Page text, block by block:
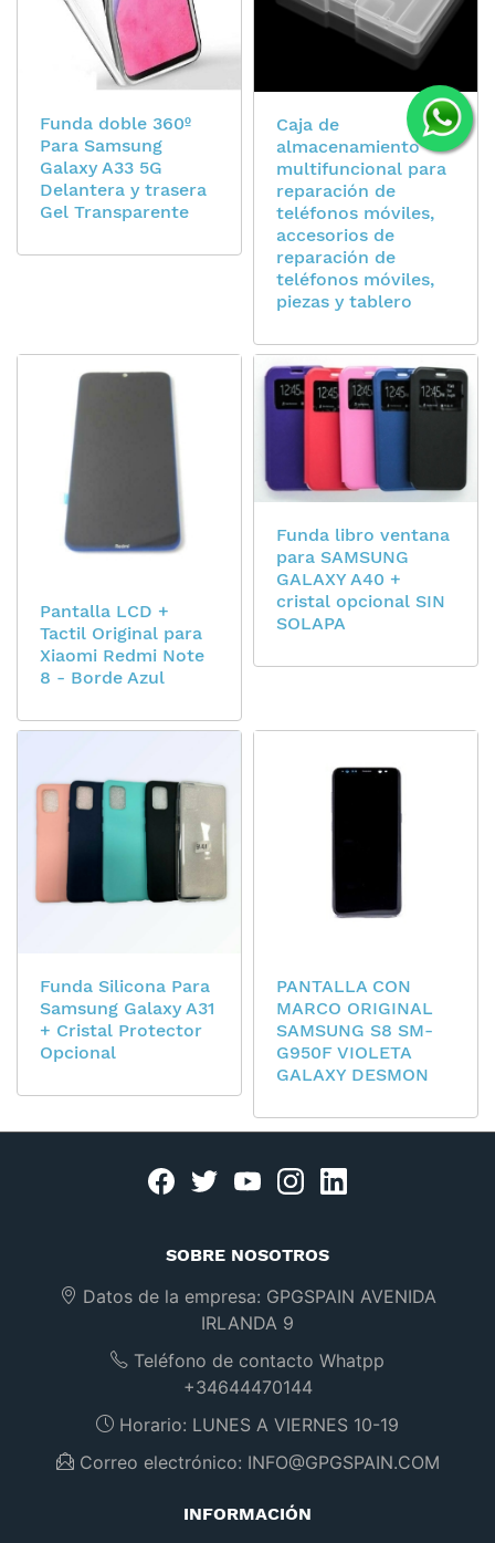
Funda doble 360º
Para Samsung
Galaxy A33 5G
Delantera y trasera
Gel Transparente
Caja de
almacenamiento
multifuncional para
reparación de
teléfonos móviles,
accesorios de
reparación de
teléfonos móviles,
piezas y tablero
Pantalla LCD +
Tactil Original para
Xiaomi Redmi Note
8 - Borde Azul
Funda libro ventana
para SAMSUNG
GALAXY A40 +
cristal opcional SIN
SOLAPA
Funda Silicona Para
Samsung Galaxy A31
+ Cristal Protector
Opcional
PANTALLA CON
MARCO ORIGINAL
SAMSUNG S8 SM-
G950F VIOLETA
GALAXY DESMON
Facebook
twitteryoutubeinstagram
SOBRE NOSOTROS
Datos de la empresa: GPGSPAIN AVENIDA
IRLANDA 9
Teléfono de contacto Whatpp
+34644470144
Horario: LUNES A VIERNES 10-19
Correo electrónico: INFO@GPGSPAIN.COM
INFORMACIÓN